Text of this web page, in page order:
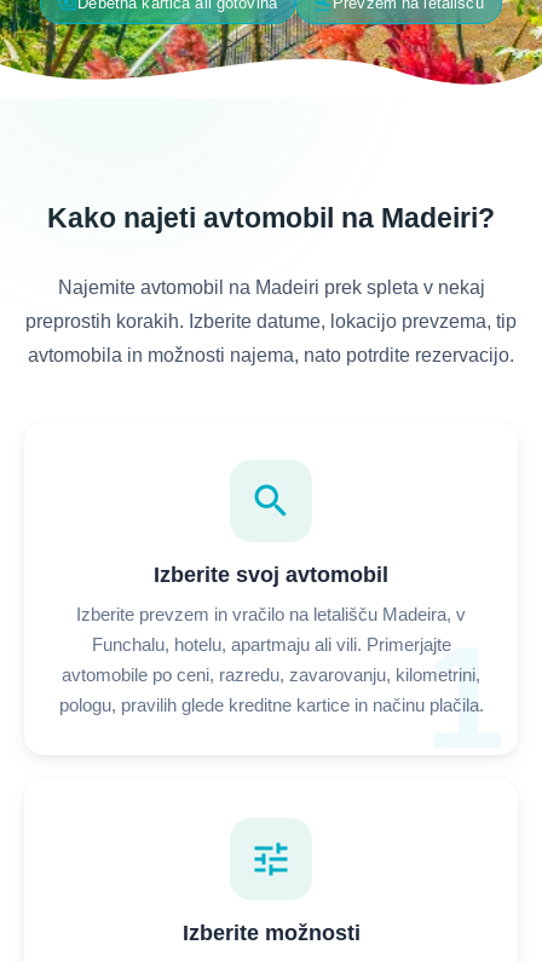
Kako najeti avtomobil na Madeiri?
Najemite avtomobil na Madeiri prek spleta v nekaj
preprostih korakih. Izberite datume, lokacijo prevzema, tip
avtomobila in možnosti najema, nato potrdite rezervacijo.
1
search
Izberite svoj avtomobil
Izberite prevzem in vračilo na letališču Madeira, v
Funchalu, hotelu, apartmaju ali vili. Primerjajte
avtomobile po ceni, razredu, zavarovanju, kilometrini,
pologu, pravilih glede kreditne kartice in načinu plačila.
tune
Izberite možnosti